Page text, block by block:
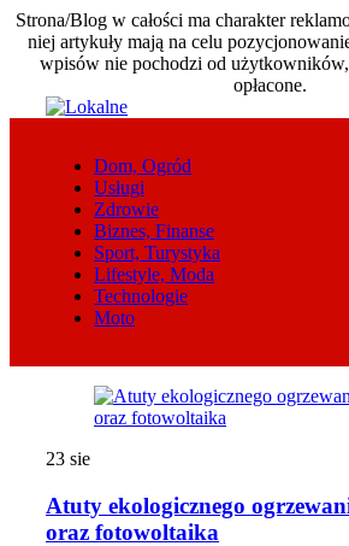
Strona/Blog w całości ma charakter
niej artykuły mają na celu
wpisów nie pochodzi od użytkowników,
opłacone.
Dom, Ogród
Usługi
Zdrowie
Biznes, Finanse
Sport, Turystyka
Lifestyle, Moda
Technologie
Moto
23 sie
Atuty ekologicznego
oraz fotowoltaika